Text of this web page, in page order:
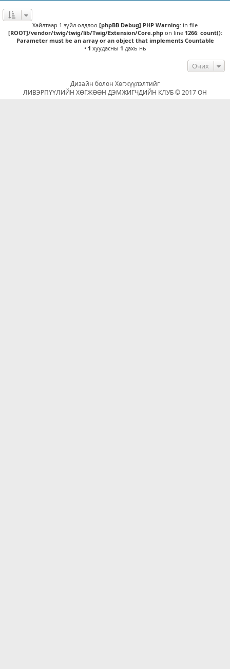
Хайлтаар 1 зүйл олдлоо [phpBB Debug] PHP Warning: in file
[ROOT]/vendor/twig/twig/lib/Twig/Extension/Core.phpon line 1266: count():
Parameter must be an array or an object that implements Countable
• 1 хуудасны 1 дахь нь
Очих
Дизайн болон Хөгжүүлэлтийг
ЛИВЭРПҮҮЛИЙН ХӨГЖӨӨН ДЭМЖИГЧДИЙН КЛУБ © 2017 ОН